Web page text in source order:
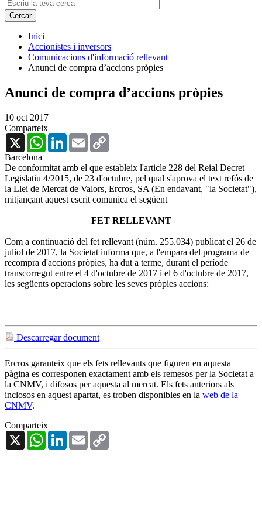
Inici
Accionistes i inversors
Comunicacions d'informació rellevant
Anunci de compra d’accions pròpies
Anunci de compra d’accions pròpies
10 oct 2017
Comparteix
X
WhatsAppLinkedInEmail
Barcelona
De conformitat amb el que estableix l'article 228 del Reial Decret
Legislatiu 4/2015, de 23 d'octubre, pel qual s'aprova el text refós de
la Llei de Mercat de Valors, Ercros, SA (En endavant, "la Societat"),
mitjançant aquest escrit comunica el següent
FET RELLEVANT
Com a continuació del fet rellevant (núm. 255.034) publicat el 26 de
juliol de 2017, la Societat informa que, a l'empara del programa de
recompra d'accions pròpies, ha dut a terme, durant el període
transcorregut entre el 4 d'octubre de 2017 i el 6 d'octubre de 2017,
les següents operacions sobre les seves pròpies accions:
Descarregar document
Ercros garanteix que els fets rellevants que figuren en aquesta
pàgina es corresponen exactament amb els remesos per la Societat a
la CNMV, i difosos per aquesta al mercat. Els fets anteriors als
inclosos en aquest apartat, es troben disponibles en la web de la
CNMV.
Comparteix
X
WhatsAppLinkedInEmail